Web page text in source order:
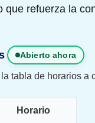
que refuerza la
Abierto ahora
tabla de horarios a
Horario